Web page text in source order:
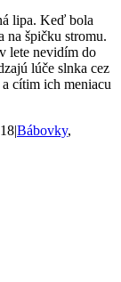
lipa. Keď bola
na špičku stromu.
lete nevidím do
lúče slnka cez
cítim ich meniacu
|Bábovky,